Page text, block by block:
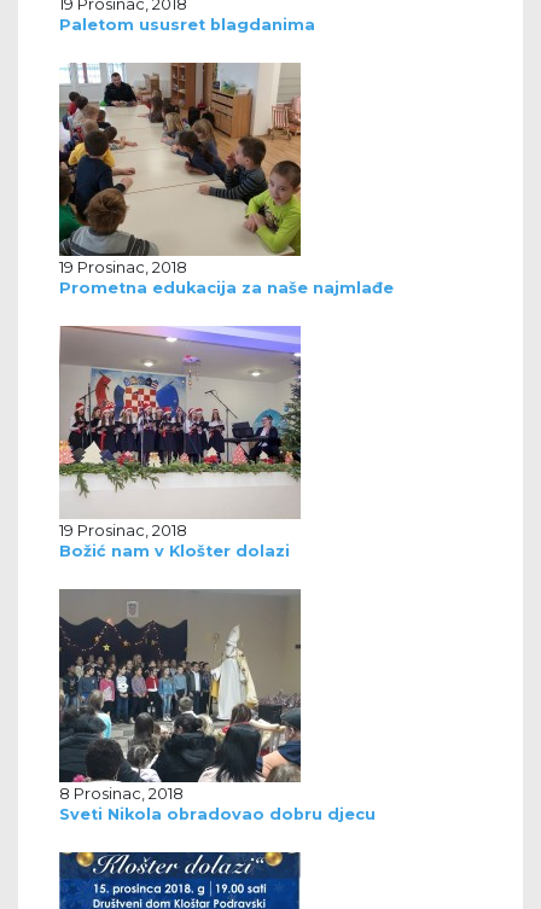
19 Prosinac, 2018
Paletom ususret blagdanima
19 Prosinac, 2018
Prometna edukacija za naše najmlađe
19 Prosinac, 2018
Božić nam v Klošter dolazi
8 Prosinac, 2018
Sveti Nikola obradovao dobru djecu